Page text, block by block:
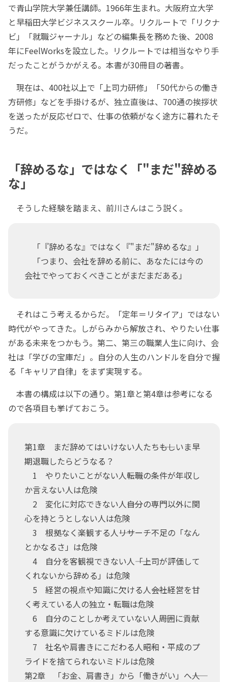
で青山学院大学兼任講師。1966年生まれ。大阪府立大学
と早稲田大学ビジネススクール卒。リクルートで「リクナ
ビ」「就職ジャーナル」などの編集長を務めた後、2008
年にFeelWorksを設立した。リクルートでは相当なやり手
だったことがうかがえる。本書が30冊目の著書。
現在は、400社以上で「上司力研修」「50代からの働き
方研修」などを手掛けるが、独立直後は、700通の挨拶状
を送ったが反応ゼロで、仕事の依頼がなく途方に暮れたそ
うだ。
「辞めるな」ではなく「"まだ"辞める
な」
そうした経験を踏まえ、前川さんはこう説く。
「『辞めるな』ではなく『"まだ"辞めるな』」
「つまり、会社を辞める前に、あなたには今の
会社でやっておくべきことがまだまだある」
それはこう考えるからだ。「定年＝リタイア」ではない
時代がやってきた。しがらみから解放され、やりたい仕事
がある未来をつかもう。第二、第三の職業人生に向け、会
社は「学びの宝庫だ」。自分の人生のハンドルを自分で握
る「キャリア自律」をまず実現する。
本書の構成は以下の通り。第1章と第4章は参考になる
ので各項目も挙げておこう。
第1章 まだ辞めてはいけない人たち――もしいま早
期退職したらどうなる？
1 やりたいことがない人――転職の条件が年収し
か言えない人は危険
2 変化に対応できない人――自分の専門以外に関
心を持とうとしない人は危険
3 根拠なく楽観する人――リサーチ不足の「なん
とかなるさ」は危険
4 自分を客観視できない人――「上司が評価して
くれないから辞める」は危険
5 経営の視点や知識に欠ける人――会社経営を甘
く考えている人の独立・転職は危険
6 自分のことしか考えていない人――周囲に貢献
する意識に欠けているミドルは危険
7 社名や肩書きにこだわる人――昭和・平成のプ
ライドを捨てられないミドルは危険
第2章 「お金、肩書き」から「働きがい」へ――人